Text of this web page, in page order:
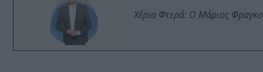
Χέρια Φτερά: Ο Μάριος